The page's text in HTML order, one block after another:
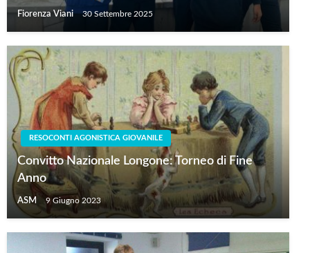
Fiorenza Viani 30 Settembre 2025
RESOCONTI AGONISTICA GIOVANILE
Convitto Nazionale Longone: Torneo di Fine
Anno
ASM 9 Giugno 2023